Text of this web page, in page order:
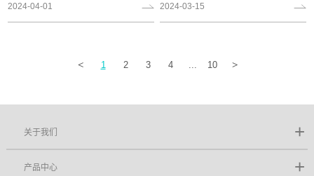
2024-04-01 2024-03-15
< 1 2 3 4 ... 10 >
关于我们
产品中心